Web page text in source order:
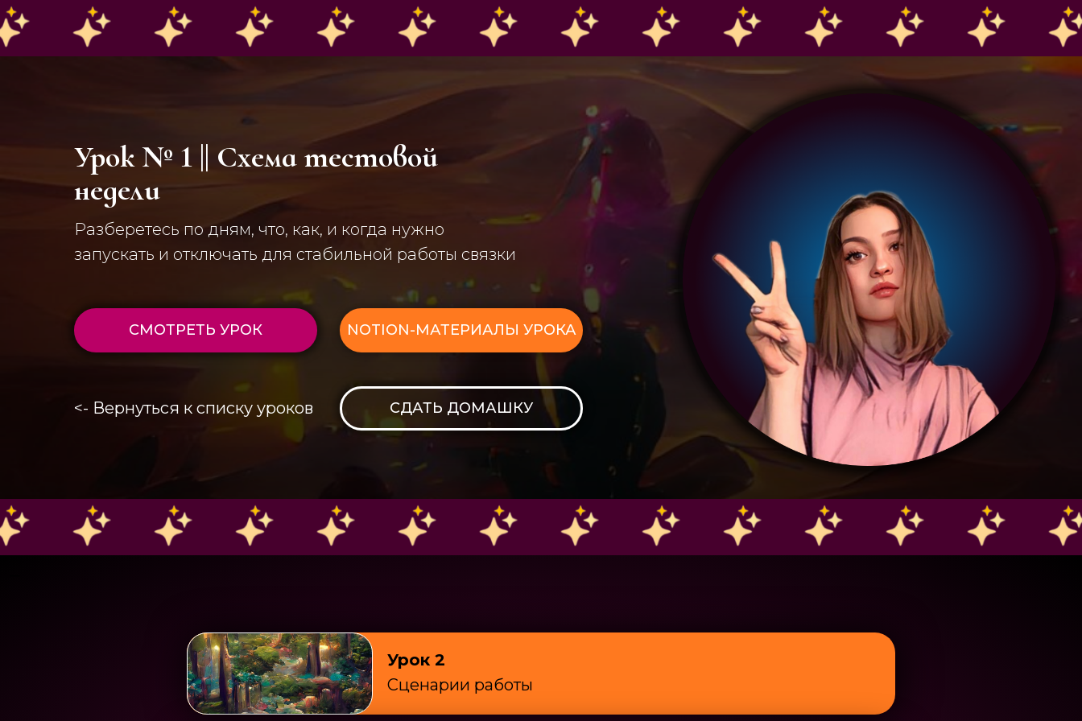
Урок № 1 || Схема тестовой
недели
Разберетесь по дням, что, как, и когда нужно
запускать и отключать для стабильной работы связки
<- Вернуться к списку уроков
СМОТРЕТЬ УРОК NOTION-МАТЕРИАЛЫ УРОКА
СДАТЬ ДОМАШКУ
Урок 2
Сценарии работы